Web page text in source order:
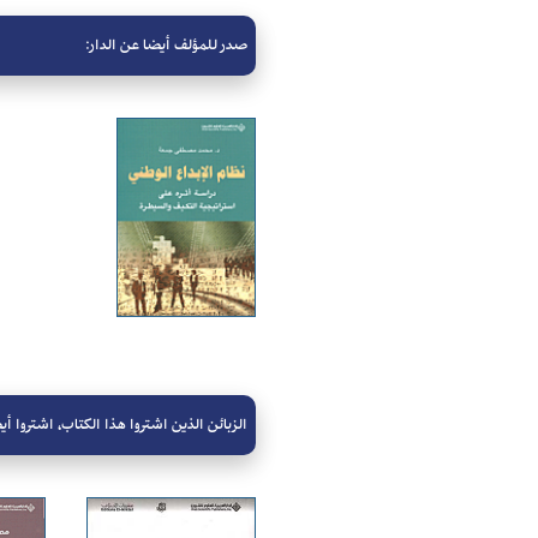
صدر للمؤلف أيضا عن الدار:
الزبائن الذين اشتروا هذا الكتاب، اشتروا